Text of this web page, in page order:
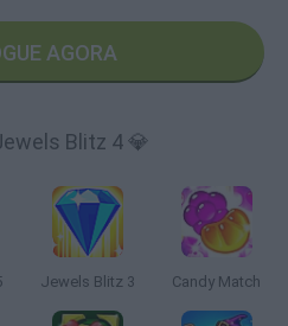
AGORA
Blitz 4 💎
Jewels Blitz 3 Candy Match